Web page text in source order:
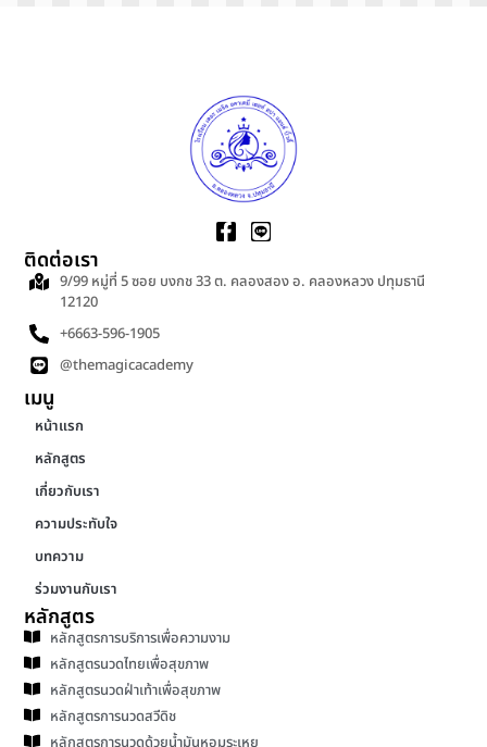
ติดต่อเรา
9/99 หมู่ที่ 5 ซอย บงกช 33 ต. คลองสอง อ. คลองหลวง ปทุมธานี
12120
+6663-596-1905
@themagicacademy
เมนู
หน้าแรก
หลักสูตร
เกี่ยวกับเรา
ความประทับใจ
บทความ
ร่วมงานกับเรา
หลักสูตร
หลักสูตรการบริการเพื่อความงาม
หลักสูตรนวดไทยเพื่อสุขภาพ
หลักสูตรนวดฝ่าเท้าเพื่อสุขภาพ
หลักสูตรการนวดสวีดิช
หลักสูตรการนวดด้วยน้ำมันหอมระเหย